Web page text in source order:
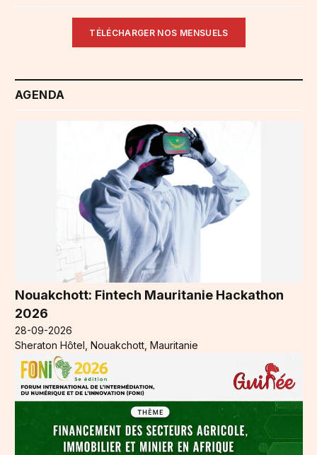
TÉLÉCHARGER NOS MENSUELS
AGENDA
Nouakchott: Fintech Mauritanie Hackathon
2026
28-09-2026
Sheraton Hôtel, Nouakchott, Mauritanie